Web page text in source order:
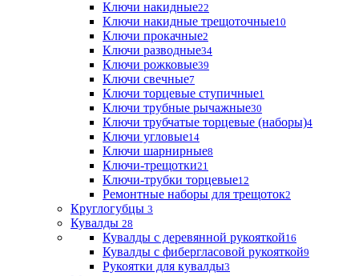
Ключи накидные22
Ключи накидные трещоточные10
Ключи прокачные2
Ключи разводные34
Ключи рожковые39
Ключи свечные7
Ключи торцевые ступичные1
Ключи трубные рычажные30
Ключи трубчатые торцевые (наборы)4
Ключи угловые14
Ключи шарнирные8
Ключи-трещотки21
Ключи-трубки торцевые12
Ремонтные наборы для трещоток2
Круглогубцы 3
Кувалды 28
Кувалды с деревянной рукояткой16
Кувалды с фибергласовой рукояткой9
Рукоятки для кувалды3